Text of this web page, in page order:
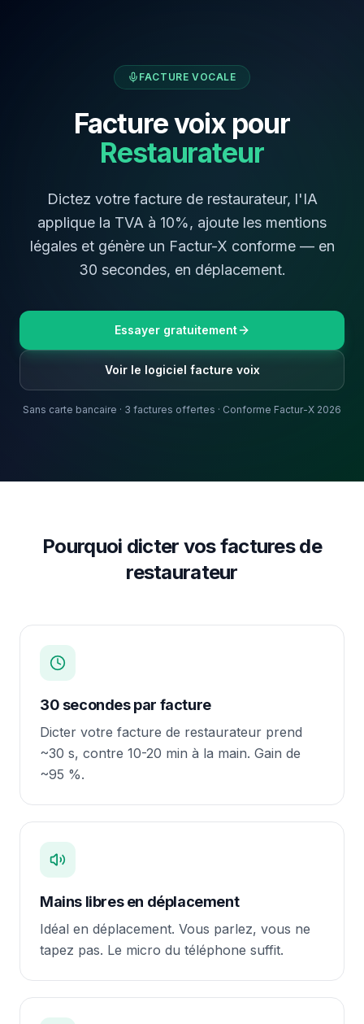
FACTURE VOCALE
Facture voix pour
Restaurateur
Dictez votre facture de restaurateur, l'IA
applique la TVA à 10%, ajoute les mentions
légales et génère un Factur-X conforme — en
30 secondes, en déplacement.
Essayer gratuitement
Voir le logiciel facture voix
Sans carte bancaire · 3 factures offertes · Conforme Factur-X 2026
Pourquoi dicter vos factures de
restaurateur
30 secondes par facture
Dicter votre facture de restaurateur prend
~30 s, contre 10-20 min à la main. Gain de
~95 %.
Mains libres en déplacement
Idéal en déplacement. Vous parlez, vous ne
tapez pas. Le micro du téléphone suffit.